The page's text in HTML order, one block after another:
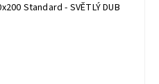
Standard - SVĚTLÝ DUB